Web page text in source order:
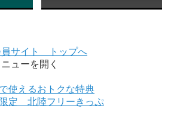
員サイト トップへ
ューを開く
使えるおトクな特典
定 北陸フリーきっぷ